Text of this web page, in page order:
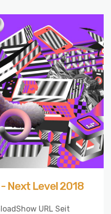
Next Level 2018
URL Seit